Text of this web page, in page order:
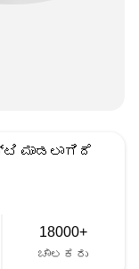
ಮಾಡಲಾಗಿದೆ
18000+
ಚಾಲಕರು